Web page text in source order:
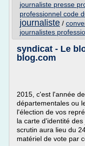
journaliste presse
professionnel code
journaliste /
journalistes
syndicat - Le
blog.com
2015, c'est l'année
départementales ou
l'élection de vos
la carte d'identité
scrutin aura lieu du
matériel de vote par